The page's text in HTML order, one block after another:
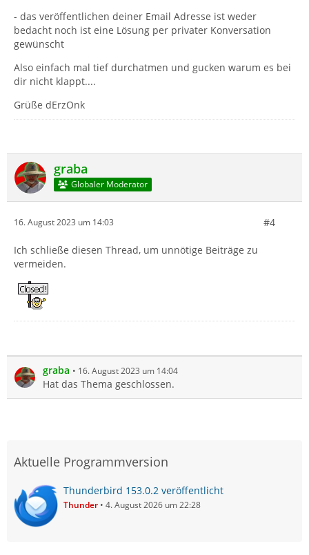
- das veröffentlichen deiner Email Adresse ist weder
bedacht noch ist eine Lösung per privater Konversation
gewünscht
Also einfach mal tief durchatmen und gucken warum es bei
dir nicht klappt....
Grüße dErzOnk
graba
Globaler Moderator
16. August 2023 um 14:03 #4
Ich schließe diesen Thread, um unnötige Beiträge zu
vermeiden.
graba 16. August 2023 um 14:04
Hat das Thema geschlossen.
Aktuelle Programmversion
Thunderbird 153.0.2 veröffentlicht
Thunder 4. August 2026 um 22:28